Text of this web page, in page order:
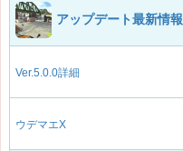
アップデート最新情報
Ver.5.0.0詳細
ウデマエX